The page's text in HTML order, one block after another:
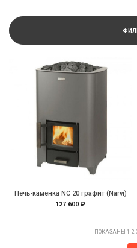
Печь-каменка NC 20 графит (Narvi)
127 600 ₽
ПОКАЗАНЫ 1-2